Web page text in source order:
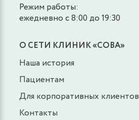
Режим работы:
ежедневно с 8:00 до 19:30
О СЕТИ КЛИНИК «СОВА»
Наша история
Пациентам
Для корпоративных клиентов
Контакты